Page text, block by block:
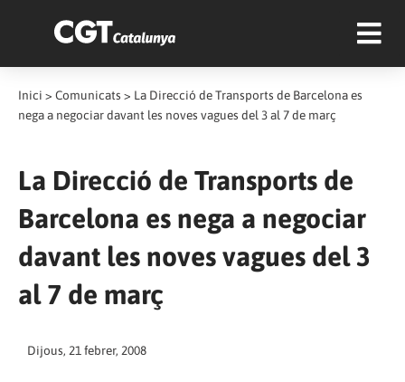
Inici > Comunicats > La Direcció de Transports de Barcelona es
nega a negociar davant les noves vagues del 3 al 7 de març
La Direcció de Transports de
Barcelona es nega a negociar
davant les noves vagues del 3
al 7 de març
Dijous, 21 febrer, 2008